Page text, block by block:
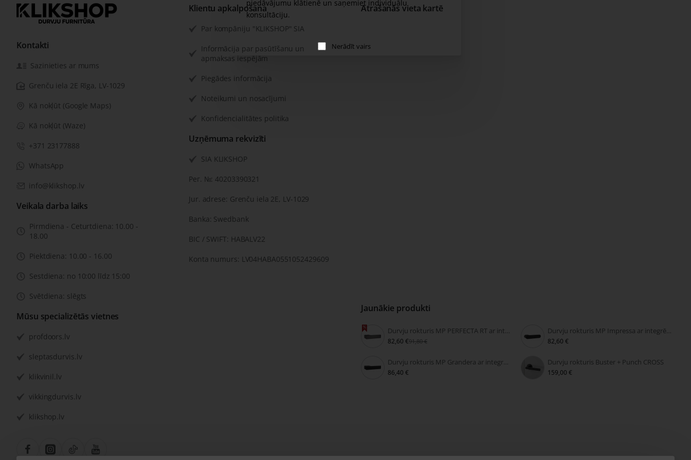
piedāvājumu klātienē un saņemiet individuālu
konsultāciju.
Nerādīt vairs
Kontakti
Sazinieties ar mums
Grenču iela 2E Rīga, LV-1029
Kā nokļūt (Google Maps)
Kā nokļūt (Waze)
+371 23177888
WhatsApp
info@klikshop.lv
Veikala darba laiks
Pirmdiena - Ceturtdiena: 10.00 -
18.00
Piektdiena: 10.00 - 16.00
Sestdiena: no 10:00 līdz 15:00
Svētdiena: slēgts
Mūsu specializētās vietnes
profdoors.lv
sleptasdurvis.lv
klikvinil.lv
vikkingdurvis.lv
klikshop.lv
Klientu apkalpošana
Par kompāniju "KLIKSHOP" SIA
Informācija par pasūtīšanu un
apmaksas iespējām
Piegādes informācija
Noteikumi un nosacījumi
Konfidencialitātes politika
Uzņēmuma rekvizīti
SIA KLIKSHOP
Рег. №: 40203390321
Jur. adrese: Grenču iela 2E, LV-1029
Banka: Swedbank
BIC / SWIFT: HABALV22
Konta numurs: LV04HABA0551052429609
Atrašanās vieta kartē
Jaunākie produkti
Durvju rokturis MP PERFECTA RT ar integrētu slēdzeni
82,60 €91,80 €
Durvju rokturis MP Impressa ar integrētu slēdzeni
82,60 €
Durvju rokturis MP Grandera ar integrētu slēdzeni
86,40 €
Durvju rokturis Buster + Punch CROSS
159,00 €